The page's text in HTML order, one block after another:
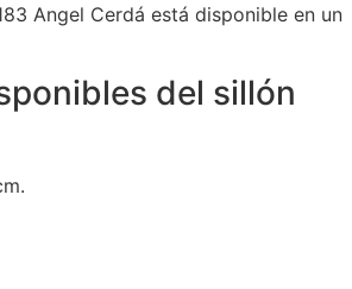
Angel Cerdá está disponible en un
del sillón